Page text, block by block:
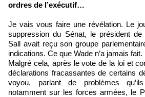
ordres de l’exécutif…
Je vais vous faire une révélation. Le
suppression du Sénat, le président
Sall avait reçu son groupe
indications. Ce que Wade n’a jamais fait.
Malgré cela, après le vote de la loi et
déclarations fracassantes de certains
voyou, parlant de problèmes
notamment sur les forces armées, le